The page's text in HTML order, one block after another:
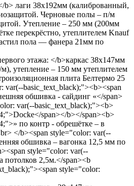
b> лаги 38х192мм (калиброванный,
Черновые полы – п/м
Утепление – 250 мм (200мм
перекрёстно, утеплителем Knauf
пола — фанера 21мм по
этажа: </b>каркас 38х147мм
утепление – 150 мм утеплителем
плита Белтермо 25
var(--basic_text_black);"><b><span
обшивка - сайдинг «</span>
var(--basic_text_black);"><b>
span></b></span><b>
по контр - обрешётке – в
</b><span style="color: var(--
обшивка – вагонка 12,5 мм по
style="color: var(--
потолков 2,5м.</span><b
style="color: